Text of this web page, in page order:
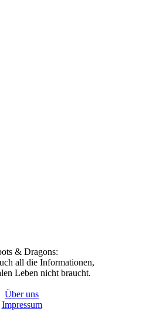
& Dragons:
all die Informationen,
Leben nicht braucht.
Über uns
Impressum